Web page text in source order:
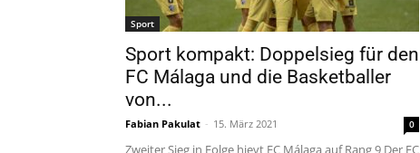
Sport
Sport kompakt: Doppelsieg für den
FC Málaga und die Basketballer
von...
Fabian Pakulat - 15. März 2021 0
Zweiter Sieg in Folge hievt FC Málaga auf Rang 9 Der FC